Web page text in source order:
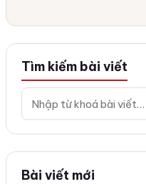
Tìm kiếm bài viết
Bài viết mới